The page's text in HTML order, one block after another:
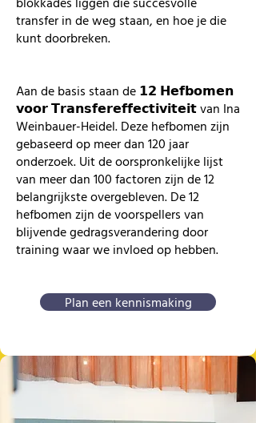
transfer in de weg staan, en hoe je die
kunt doorbreken.
Aan de basis staan de 𝟭𝟮 𝗛𝗲𝗳𝗯𝗼𝗺𝗲𝗻
𝘃𝗼𝗼𝗿 𝗧𝗿𝗮𝗻𝘀𝗳𝗲𝗿𝗲𝗳𝗳𝗲𝗰𝘁𝗶𝘃𝗶𝘁𝗲𝗶𝘁 van Ina
Weinbauer-Heidel. Deze hefbomen zijn
gebaseerd op meer dan 120 jaar
onderzoek. Uit de oorspronkelijke lijst
van meer dan 100 factoren zijn de 12
belangrijkste overgebleven. De 12
hefbomen zijn de voorspellers van
blijvende gedragsverandering door
training waar we invloed op hebben.
Plan een kennismaking